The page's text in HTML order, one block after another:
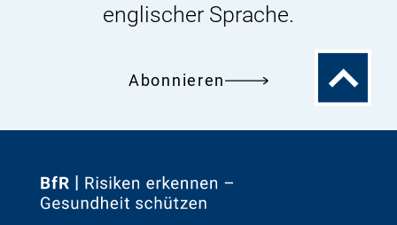
englischer Sprache.
Abonnieren
Zum
Zur